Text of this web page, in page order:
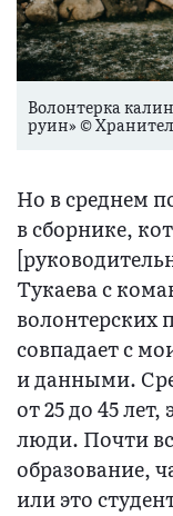
Волонтерка
руин» ©
Но в среднем
в сборнике,
Тукаева с
волонтерских
совпадает с
и данными.
от 25 до 45
люди. Почти
образование,
или это